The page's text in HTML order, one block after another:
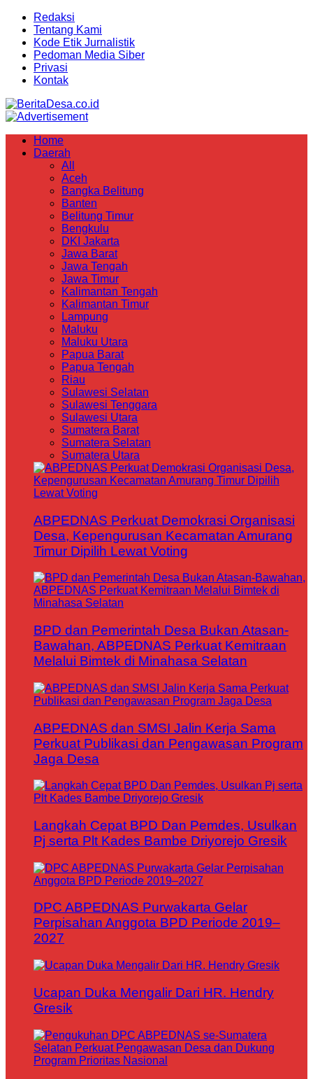
Redaksi
Tentang Kami
Kode Etik Jurnalistik
Pedoman Media Siber
Privasi
Kontak
Home
Daerah
All
Aceh
Bangka Belitung
Banten
Belitung Timur
Bengkulu
DKI Jakarta
Jawa Barat
Jawa Tengah
Jawa Timur
Kalimantan Tengah
Kalimantan Timur
Lampung
Maluku
Maluku Utara
Papua Barat
Papua Tengah
Riau
Sulawesi Selatan
Sulawesi Tenggara
Sulawesi Utara
Sumatera Barat
Sumatera Selatan
Sumatera Utara
ABPEDNAS Perkuat Demokrasi Organisasi
Desa, Kepengurusan Kecamatan Amurang
Timur Dipilih Lewat Voting
BPD dan Pemerintah Desa Bukan Atasan-
Bawahan, ABPEDNAS Perkuat Kemitraan
Melalui Bimtek di Minahasa Selatan
ABPEDNAS dan SMSI Jalin Kerja Sama
Perkuat Publikasi dan Pengawasan Program
Jaga Desa
Langkah Cepat BPD Dan Pemdes, Usulkan
Pj serta Plt Kades Bambe Driyorejo Gresik
DPC ABPEDNAS Purwakarta Gelar
Perpisahan Anggota BPD Periode 2019–
2027
Ucapan Duka Mengalir Dari HR. Hendry
Gresik